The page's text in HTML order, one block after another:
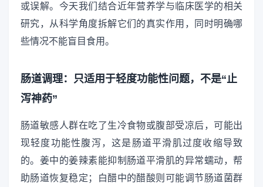
或误解。今天我们结合近年营养学与临床医学的相关
研究，从科学角度拆解它们的真实作用，同时明确哪
些情况不能盲目食用。
肠道调理：只适用于轻度功能性问题，不是“止
泻神药”
肠道敏感人群在吃了生冷食物或腹部受凉后，可能出
现轻度功能性腹泻，这是肠道平滑肌过度收缩导致
的。姜中的姜辣素能抑制肠道平滑肌的异常蠕动，帮
助肠道恢复稳定；白醋中的醋酸则可能调节肠道菌群